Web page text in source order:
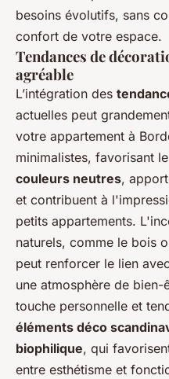
besoins évolutifs, sans
confort de votre espace.
Tendances de
agréable
L’intégration des
actuelles peut
votre appartement à
minimalistes, favorisant
couleurs neutres,
et contribuent à
petits appartements.
naturels, comme le bois
peut renforcer le lien
une atmosphère de
touche personnelle et
éléments déco
biophilique, qui
entre esthétisme et